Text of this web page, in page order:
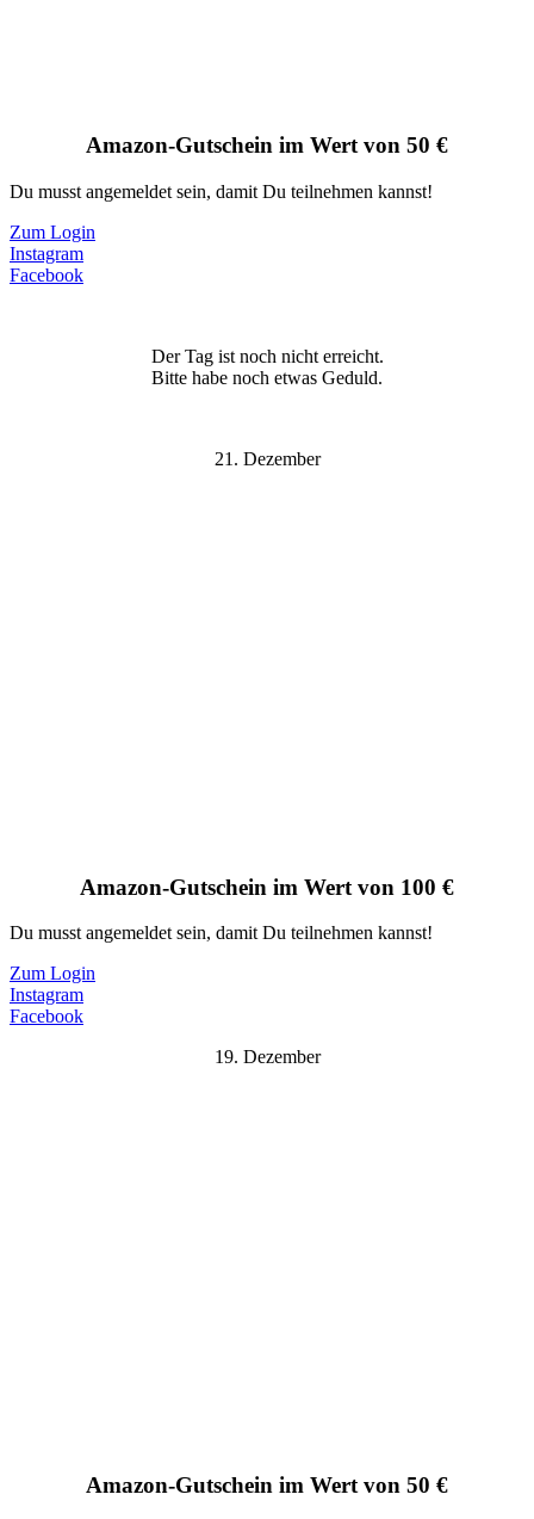
Amazon-Gutschein im Wert von 50 €
Du musst angemeldet sein, damit Du teilnehmen kannst!
Zum Login
Instagram
Facebook
Der Tag ist noch nicht erreicht.
Bitte habe noch etwas Geduld.
21. Dezember
Amazon-Gutschein im Wert von 100 €
Du musst angemeldet sein, damit Du teilnehmen kannst!
Zum Login
Instagram
Facebook
19. Dezember
Amazon-Gutschein im Wert von 50 €